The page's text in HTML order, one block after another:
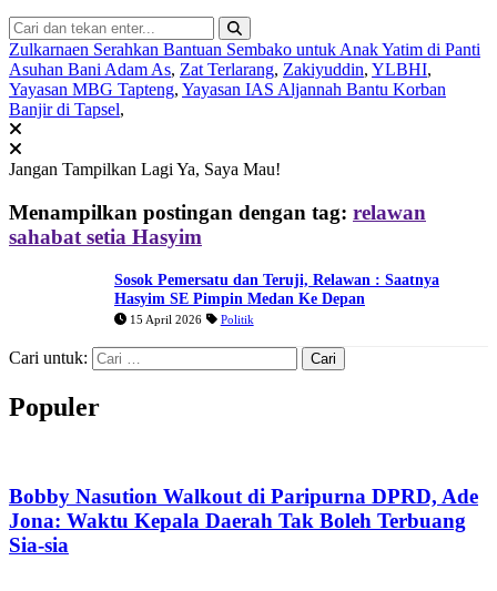
Zulkarnaen Serahkan Bantuan Sembako untuk Anak Yatim di Panti
Asuhan Bani Adam As, Zat Terlarang, Zakiyuddin, YLBHI,
Yayasan MBG Tapteng, Yayasan IAS Aljannah Bantu Korban
Banjir di Tapsel,
Jangan Tampilkan Lagi Ya, Saya Mau!
Menampilkan postingan dengan tag: relawan
sahabat setia Hasyim
Sosok Pemersatu dan Teruji, Relawan : Saatnya
Hasyim SE Pimpin Medan Ke Depan
15 April 2026 Politik
Cari untuk:
Populer
Bobby Nasution Walkout di Paripurna DPRD, Ade
Jona: Waktu Kepala Daerah Tak Boleh Terbuang
Sia-sia